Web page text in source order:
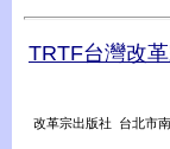
TRTF台灣改
改革宗出版社 台北市